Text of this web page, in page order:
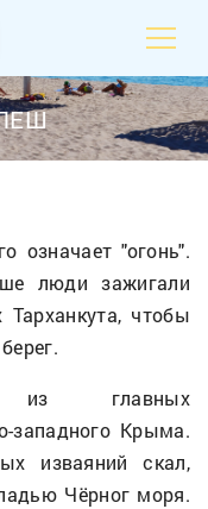
означает "огонь".
люди зажигали
чтобы
главных
западного Крыма.
изваяний скал,
Чёрног моря.